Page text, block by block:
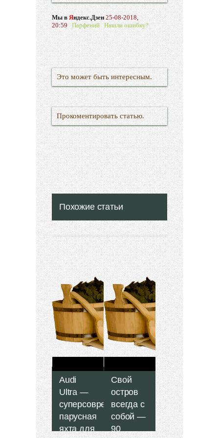
Мы в Яндекс.Дзен 25-08-2018,
20:59 Парфений Нашли ошибку?
Это может быть интересным.
Прокоментировать статью.
Похожие статьи
Audi
Ultra —
суперсовременная
парусная
яхта для
Свой
остров
всегда с
собой —
90